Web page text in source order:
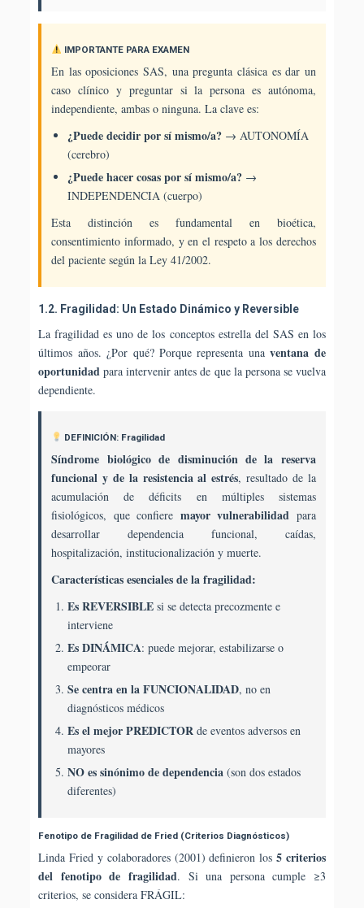
IMPORTANTE PARA EXAMEN
En las oposiciones SAS, una pregunta clásica es dar un
caso clínico y preguntar si la persona es autónoma,
independiente, ambas o ninguna. La clave es:
¿Puede decidir por sí mismo/a? → AUTONOMÍA
(cerebro)
¿Puede hacer cosas por sí mismo/a? →
INDEPENDENCIA (cuerpo)
Esta distinción es fundamental en bioética,
consentimiento informado, y en el respeto a los derechos
del paciente según la Ley 41/2002.
1.2. Fragilidad: Un Estado Dinámico y Reversible
La fragilidad es uno de los conceptos estrella del SAS en los
últimos años. ¿Por qué? Porque representa unaventana de
oportunidad para intervenir antes de que la persona se vuelva
dependiente.
DEFINICIÓN: Fragilidad
Síndrome biológico de disminución de la reserva
funcional y de la resistencia al estrés, resultado de la
acumulación de déficits en múltiples sistemas
fisiológicos, que confiere mayor vulnerabilidad para
desarrollar dependencia funcional, caídas,
hospitalización, institucionalización y muerte.
Características esenciales de la fragilidad:
Es REVERSIBLE si se detecta precozmente e
interviene
Es DINÁMICA: puede mejorar, estabilizarse o
empeorar
Se centra en la FUNCIONALIDAD, no en
diagnósticos médicos
Es el mejor PREDICTOR de eventos adversos en
mayores
NO es sinónimo de dependencia (son dos estados
diferentes)
Fenotipo de Fragilidad de Fried (Criterios Diagnósticos)
Linda Fried y colaboradores (2001) definieron los5 criterios
del fenotipo de fragilidad. Si una persona cumple ≥3
criterios, se considera FRÁGIL: